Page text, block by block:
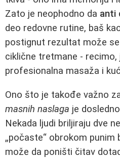
Zato je neophodno da anti
deo redovne rutine, baš
postignut rezultat može
ciklične tretmane -
profesionalna masaža i
Ono što je takođe važno
masnih naslaga je
Nekada ljudi briljiraju dve
„počaste“ obrokom punim
može da poništi čitav